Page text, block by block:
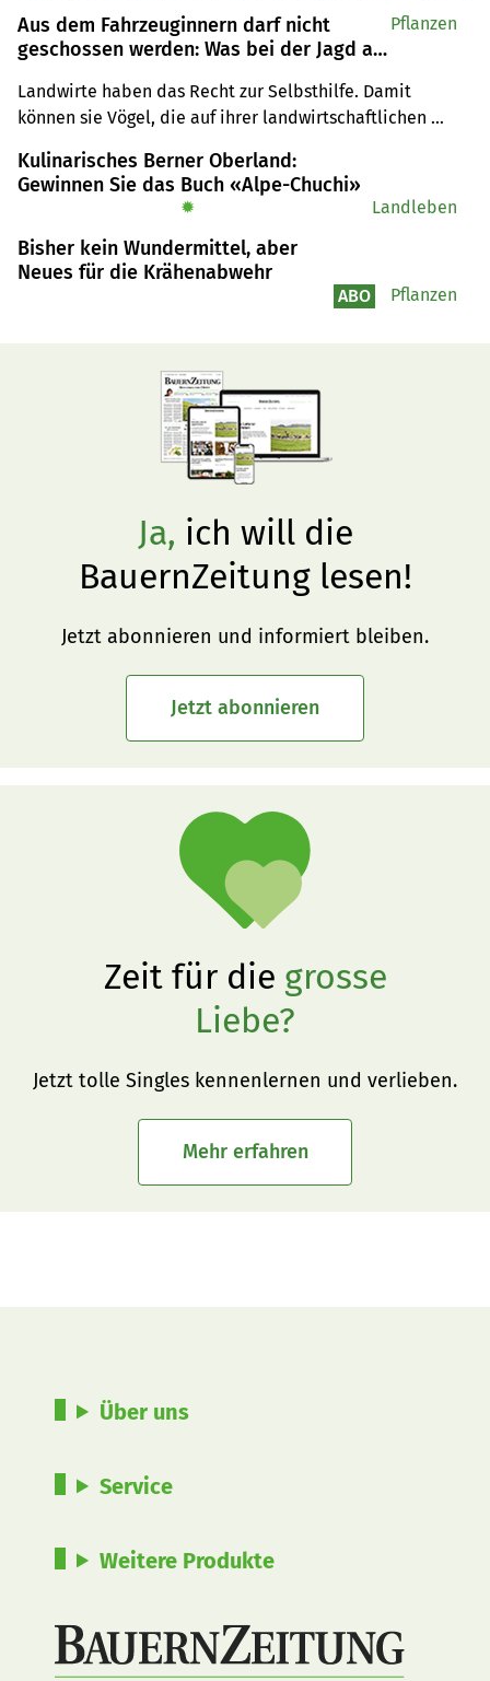
Aus dem Fahrzeuginnern darf nicht
geschossen werden: Was bei der Jagd auf
Landwirte haben das Recht zur Selbsthilfe. Damit
können sie Vögel, die auf ihrer landwirtschaftlichen
aber Auflagen zu beachten.
Pflanzen
Kulinarisches Berner Oberland:
Gewinnen Sie das Buch «Alpe-Chuchi»
✹ Landleben
Bisher kein Wundermittel, aber
Neues für die Krähenabwehr
ABO Pflanzen
Ja, ich will die
BauernZeitung lesen!
Jetzt abonnieren und informiert bleiben.
Jetzt abonnieren
Zeit für die grosse
Liebe?
Jetzt tolle Singles kennenlernen und verlieben.
Mehr erfahren
Über uns
Service
Weitere Produkte